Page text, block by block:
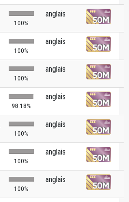
100%
anglais
100%
anglais
100%
anglais
98.18%
anglais
100%
anglais
100%
anglais
100%
anglais